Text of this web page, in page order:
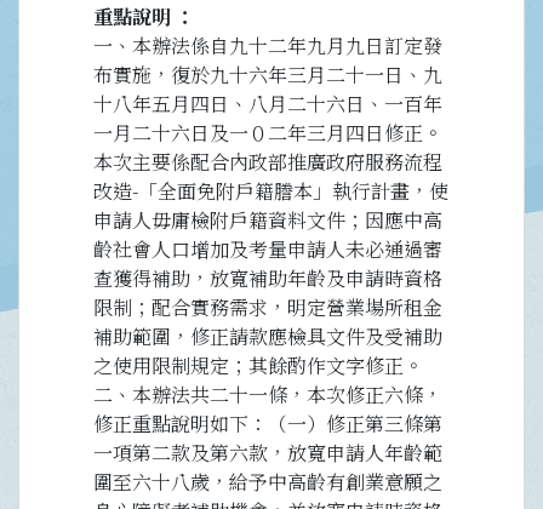
重點說明
一、本辦法係自九十二年九月九日訂定發
布實施，復於九十六年三月二十一日、九
十八年五月四日、八月二十六日、一百年
一月二十六日及一０二年三月四日修正。
本次主要係配合內政部推廣政府服務流程
改造-「全面免附戶籍謄本」執行計畫，使
申請人毋庸檢附戶籍資料文件；因應中高
齡社會人口增加及考量申請人未必通過審
查獲得補助，放寬補助年齡及申請時資格
限制；配合實務需求，明定營業場所租金
補助範圍，修正請款應檢具文件及受補助
之使用限制規定；其餘酌作文字修正。
二、本辦法共二十一條，本次修正六條，
修正重點說明如下：（一）修正第三條第
一項第二款及第六款，放寬申請人年齡範
圍至六十八歲，給予中高齡有創業意願之